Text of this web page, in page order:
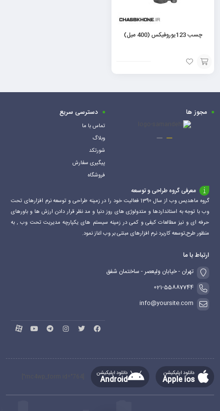
چسب 123یوروفیکس (400 میل)
افزودن
به
مجوز ها دسترسی سریع
تماس با ما
وبلاگ
شورتکد
پیگیری سفارش
فروشگاه
معرفی گروه طراحی و توسعه
گروه ماهدیس وب از سال 1390 فعالیت خود را در زمینه طراحی و توسعه نرم افزارهای تحت
وب با توجه به استانداردها و متدولوژی های روز دنیا و مد نظر قرار دادن ارزش ها و باورهای
حرفه ای و نیز مطالعات کیفی و کمی در زمینه سیستم های یکپارچه مدیریت تحت وب , به
منظور طرح,توسعه کاربرد نرم افزارهای مبتنی بر وب اغاز نمود.
ارتباط با ما
تهران - خیابان ولیعصر - ساختمان شفق
021-55887744
info@yoursite.com
دانلود اپلیکیشن
Apple ios
دانلود اپلیکیشن
Android